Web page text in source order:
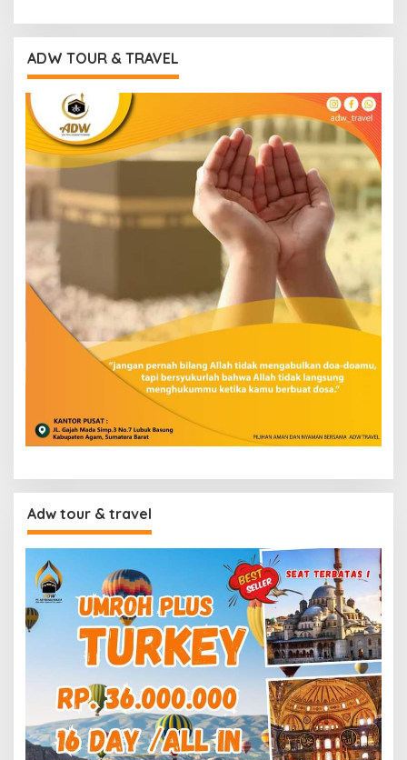
ADW TOUR & TRAVEL
Adw tour & travel